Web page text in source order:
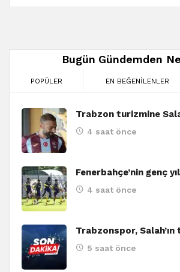
Bugün Gündemden
POPÜLER EN BEĞENILENLER
Trabzon turizmine
4 saat önce
Fenerbahçe’nin genç
4 saat önce
Trabzonspor,
5 saat önce